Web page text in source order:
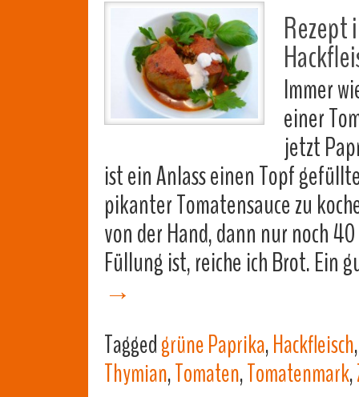
Rezept
Immer
einer
jetzt
ist ein Anlass einen Topf
pikanter Tomatensauce zu
von der Hand, dann nur noch
Füllung ist, reiche ich Brot. Ein
→
Taggedgrüne Paprika,Hackfleisch
Thymian,Tomaten,Tomatenmark,